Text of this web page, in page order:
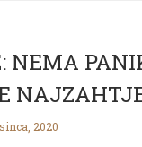
NEMA
2020